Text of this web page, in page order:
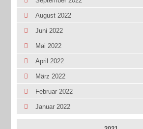
August 2022
Juni 2022
Mai 2022
April 2022
März 2022
Februar 2022
Januar 2022